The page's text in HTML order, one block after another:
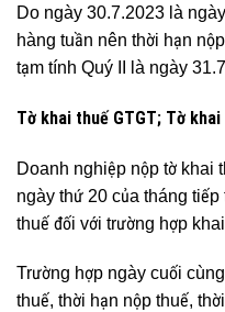
Do ngày 30.7.2023 là
hàng tuần nên thời hạn
tạm tính Quý II là ngày
Tờ khai thuế GTGT; Tờ
Doanh nghiệp nộp tờ khai
ngày thứ 20 của tháng
thuế đối với trường hợp
Trường hợp ngày cuối
thuế, thời hạn nộp thuế,